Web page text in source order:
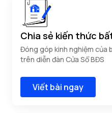
Chia sẻ kiến thức
Đóng góp kinh nghiệm của
trên diễn đàn Cửa Sổ BĐS
Viết bài ngay